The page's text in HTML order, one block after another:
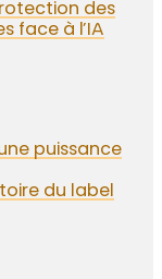
des
face à l’IA
puissance
du label